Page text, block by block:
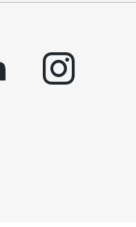
instagram